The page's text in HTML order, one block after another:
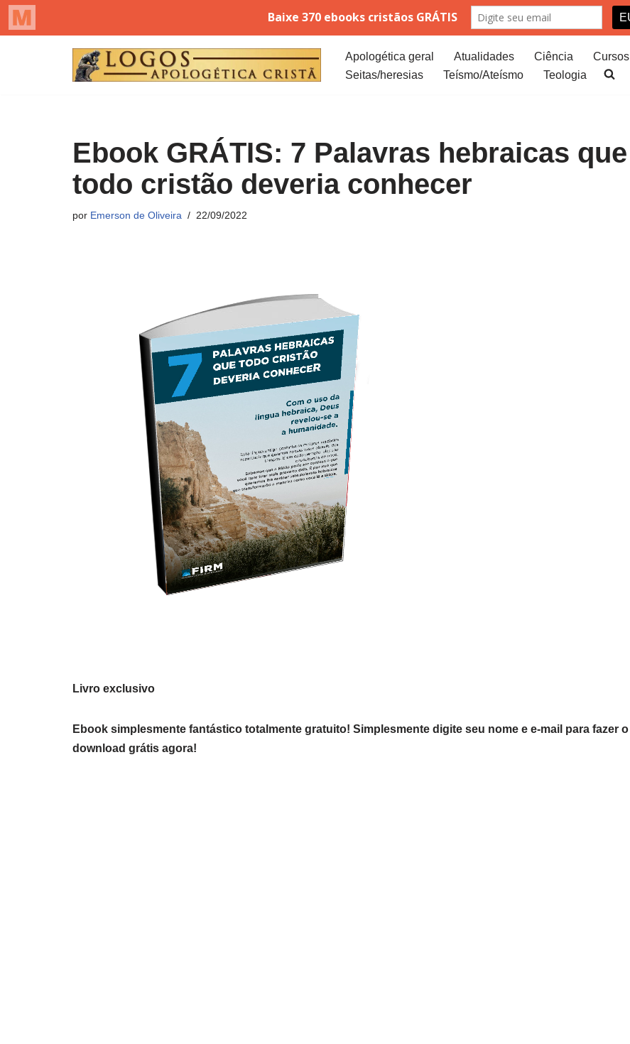
Apologética geral Atualidades Ciência Cursos
Seitas/heresias
Teísmo/Ateísmo Teologia
Ebook GRÁTIS: 7 Palavras hebraicas que
todo cristão deveria conhecer
por Emerson de Oliveira 22/09/2022
Livro exclusivo
Ebook simplesmente fantástico totalmente gratuito! Simplesmente digite seu nome e e-mail para fazer o
download grátis agora!